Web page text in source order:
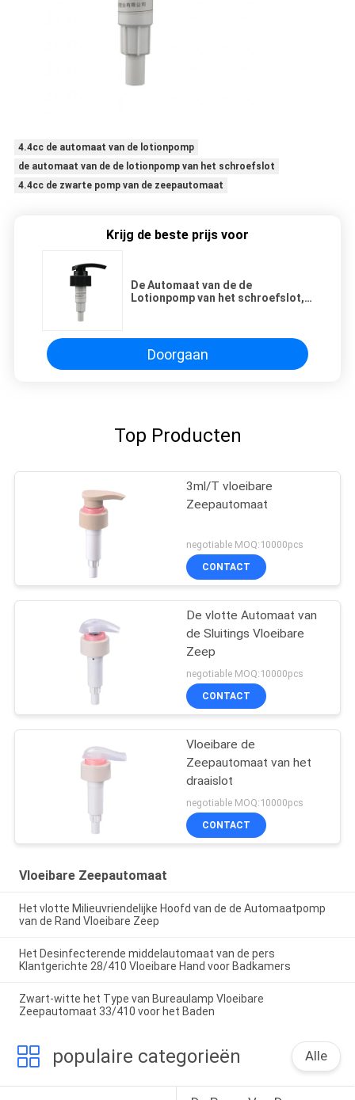
4.4cc de automaat van de lotionpomp
de automaat van de de lotionpomp van het schroefslot
4.4cc de zwarte pomp van de zeepautomaat
Krijg de beste prijs voor
De Automaat van de de
Lotionpomp van het schroefslot,
Doorgaan
Top Producten
3ml/T vloeibare
Zeepautomaat
negotiable MOQ:10000pcs
CONTACT
De vlotte Automaat van
de Sluitings Vloeibare
Zeep
negotiable MOQ:10000pcs
CONTACT
Vloeibare de
Zeepautomaat van het
draaislot
negotiable MOQ:10000pcs
CONTACT
Vloeibare Zeepautomaat
Het vlotte Milieuvriendelijke Hoofd van de de Automaatpomp
van de Rand Vloeibare Zeep
Het Desinfecterende middelautomaat van de pers
Klantgerichte 28/410 Vloeibare Hand voor Badkamers
Zwart-witte het Type van Bureaulamp Vloeibare
Zeepautomaat 33/410 voor het Baden
populaire categorieën Alle